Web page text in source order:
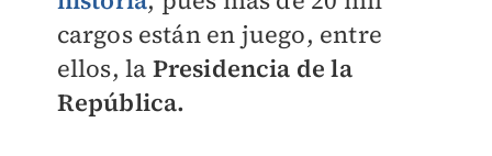
cargos están en juego, entre
ellos, la Presidencia de la
República.